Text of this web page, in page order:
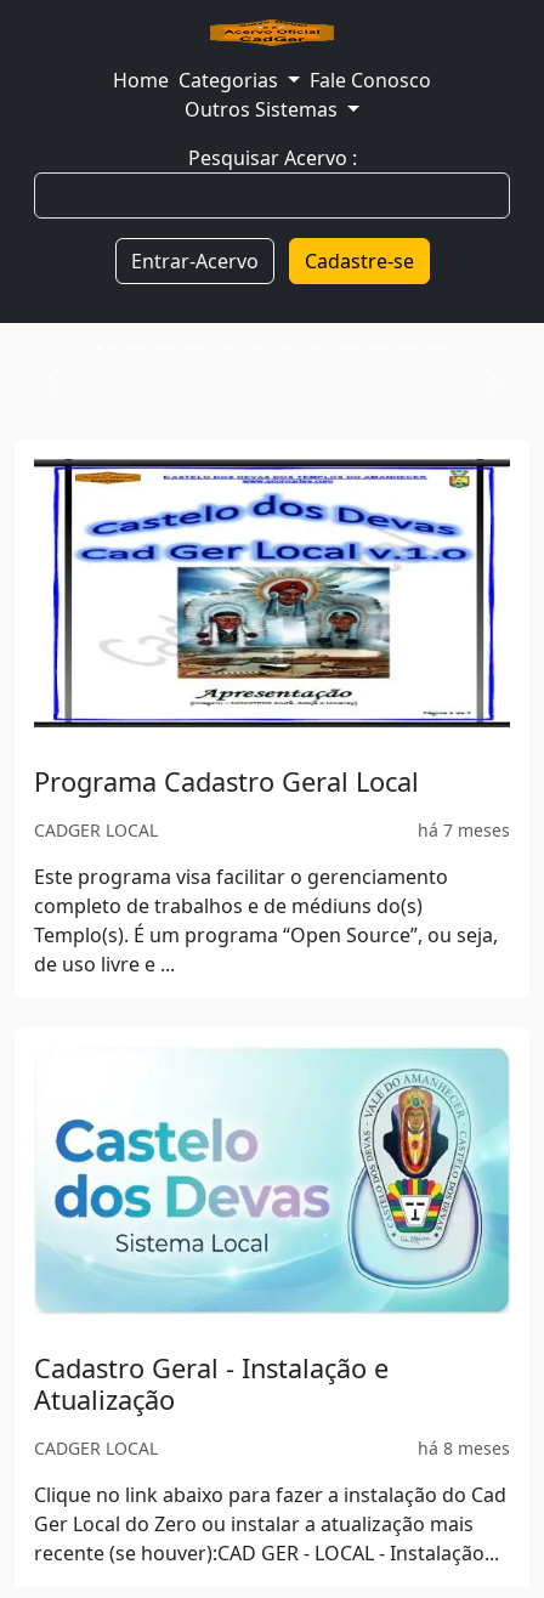
Home Categorias
Fale Conosco
Outros Sistemas
Pesquisar Acervo :
Entrar-Acervo Cadastre-se
Previous Next
Programa Cadastro Geral Local
CADGER LOCAL há 7 meses
Este programa visa facilitar o gerenciamento
Templo(s). É um programa “Open Source”, ou seja,
de uso livre e ...